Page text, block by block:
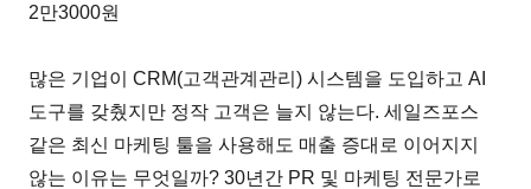
2만3000원
많은 기업이 CRM(고객관계관리) 시스템을 도입하고 AI
도구를 갖췄지만 정작 고객은 늘지 않는다. 세일즈포스
같은 최신 마케팅 툴을 사용해도 매출 증대로 이어지지
않는 이유는 무엇일까? 30년간 PR 및 마케팅 전문가로